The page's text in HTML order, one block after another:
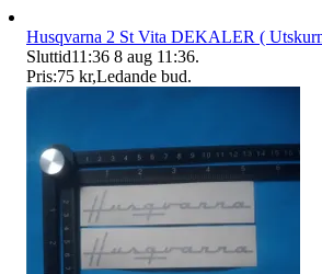
Husqvarna 2 St Vita DEKALER (
Sluttid11:36 8 aug 11:36.
Pris:75 kr,Ledande bud.